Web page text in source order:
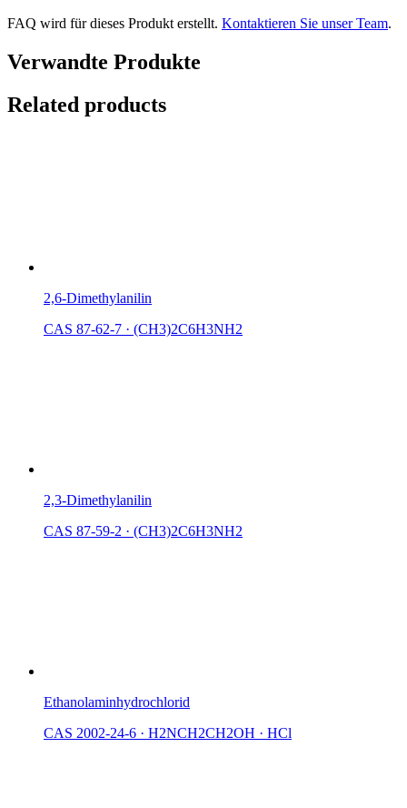
FAQ wird für dieses Produkt erstellt. Kontaktieren Sie unser Team.
Verwandte Produkte
Related products
2,6-Dimethylanilin
CAS 87-62-7 · (CH3)2C6H3NH2
2,3-Dimethylanilin
CAS 87-59-2 · (CH3)2C6H3NH2
Ethanolaminhydrochlorid
CAS 2002-24-6 · H2NCH2CH2OH · HCl